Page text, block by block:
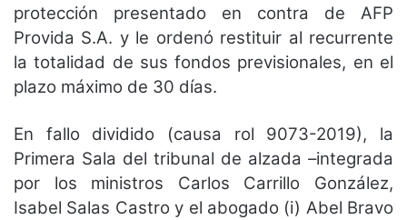
protección presentado en contra de AFP
Provida S.A. y le ordenó restituir al recurrente
la totalidad de sus fondos previsionales, en el
plazo máximo de 30 días.
En fallo dividido (causa rol 9073-2019), la
Primera Sala del tribunal de alzada –integrada
por los ministros Carlos Carrillo González,
Isabel Salas Castro y el abogado (i) Abel Bravo